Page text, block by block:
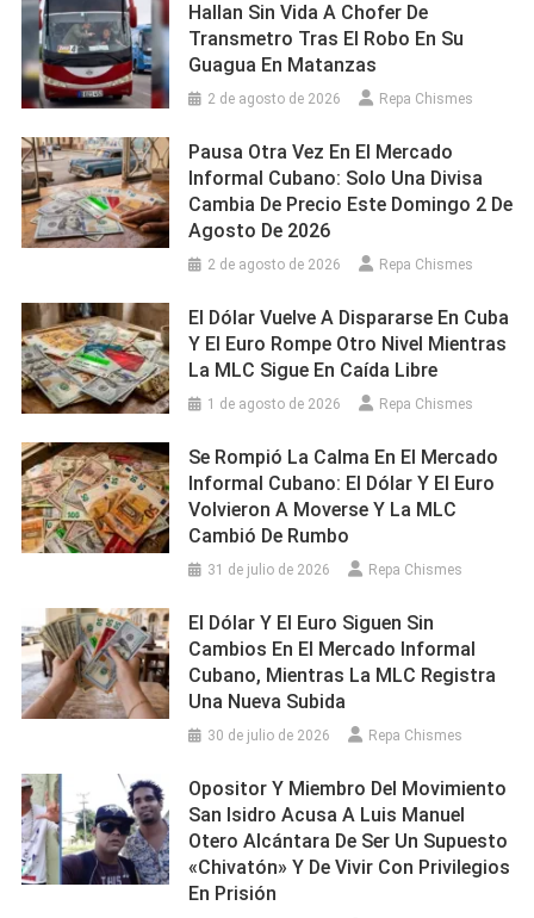
Hallan Sin Vida A Chofer De
Transmetro Tras El Robo En Su
Guagua En Matanzas
2 de agosto de 2026 Repa Chismes
Pausa Otra Vez En El Mercado
Informal Cubano: Solo Una Divisa
Cambia De Precio Este Domingo 2 De
Agosto De 2026
2 de agosto de 2026 Repa Chismes
El Dólar Vuelve A Dispararse En Cuba
Y El Euro Rompe Otro Nivel Mientras
La MLC Sigue En Caída Libre
1 de agosto de 2026 Repa Chismes
Se Rompió La Calma En El Mercado
Informal Cubano: El Dólar Y El Euro
Volvieron A Moverse Y La MLC
Cambió De Rumbo
31 de julio de 2026 Repa Chismes
El Dólar Y El Euro Siguen Sin
Cambios En El Mercado Informal
Cubano, Mientras La MLC Registra
Una Nueva Subida
30 de julio de 2026 Repa Chismes
Opositor Y Miembro Del Movimiento
San Isidro Acusa A Luis Manuel
Otero Alcántara De Ser Un Supuesto
«chivatón» Y De Vivir Con Privilegios
En Prisión